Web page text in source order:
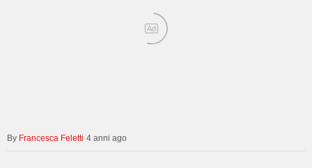
Ad
Francesca Feletti 4 anni ago